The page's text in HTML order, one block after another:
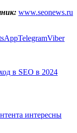
www.seonews.ru
TelegramViber
в SEO в 2024
интересны